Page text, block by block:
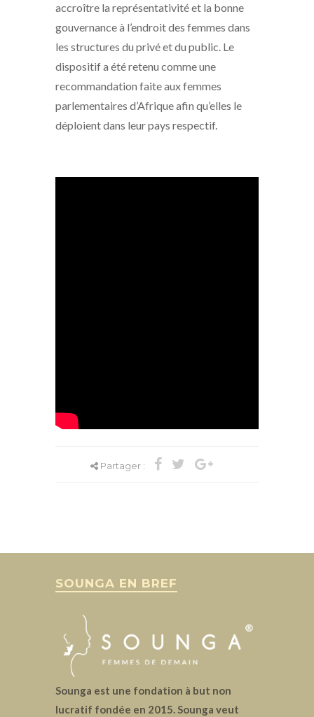
accroître la représentativité et la bonne
gouvernance à l’endroit des femmes dans
les structures du privé et du public. Le
dispositif a été retenu comme une
recommandation faite aux femmes
parlementaires d’Afrique afin qu’elles le
déploient dans leur pays respectif.
Partager :
SOUNGA EN BREF
Sounga est une fondation à but non
lucratif fondée en 2015. Sounga veut